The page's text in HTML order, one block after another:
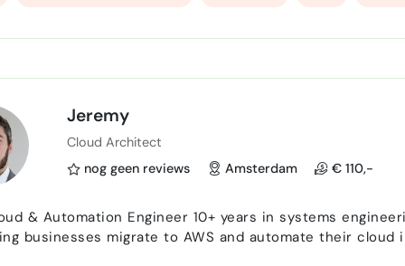
Jeremy
Cloud Architect
nog geen reviews
Amsterdam € 110,-
10+ years in systems engineering | 3 years in AWS cloud architecture I specialize
businesses migrate to AWS and automate their